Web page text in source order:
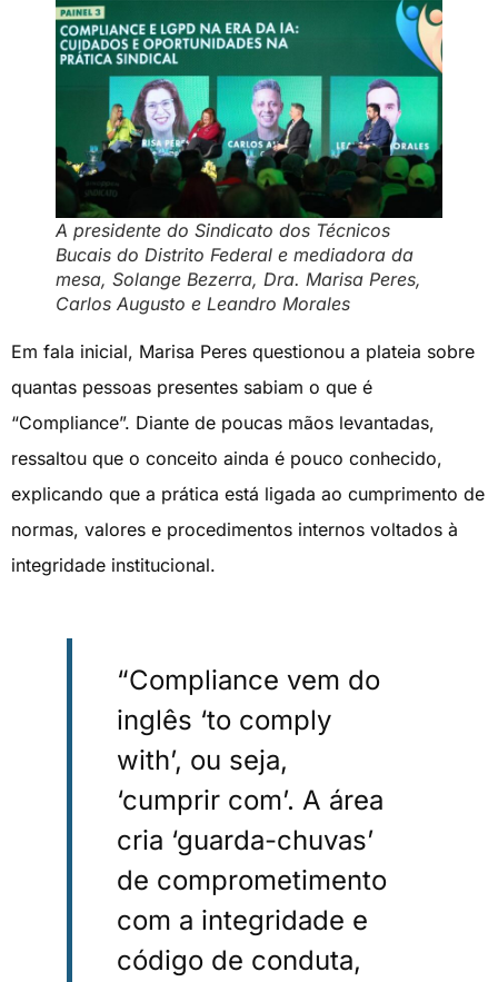
A presidente do Sindicato dos Técnicos
Bucais do Distrito Federal e mediadora da
mesa, Solange Bezerra, Dra. Marisa Peres,
Carlos Augusto e Leandro Morales
Em fala inicial, Marisa Peres questionou a plateia sobre
quantas pessoas presentes sabiam o que é
“Compliance”. Diante de poucas mãos levantadas,
ressaltou que o conceito ainda é pouco conhecido,
explicando que a prática está ligada ao cumprimento de
normas, valores e procedimentos internos voltados à
integridade institucional.
“Compliance vem do
inglês ‘to comply
with’, ou seja,
‘cumprir com’. A área
cria ‘guarda-chuvas’
de comprometimento
com a integridade e
código de conduta,